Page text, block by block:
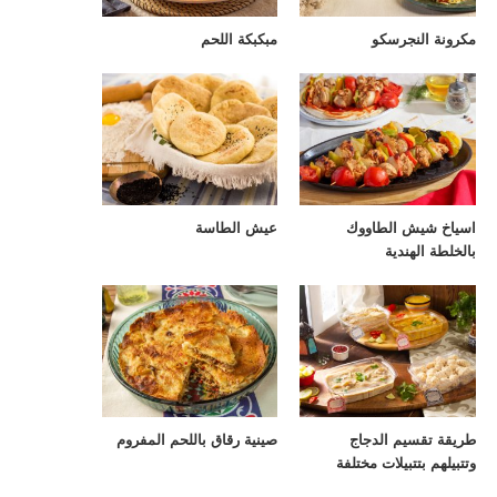
مكرونة النجرسكو مبكبكة اللحم
اسياخ شيش الطاووك
بالخلطة الهندية
عيش الطاسة
طريقة تقسيم الدجاج
وتتبيلهم بتتبيلات مختلفة
صينية رقاق باللحم المفروم